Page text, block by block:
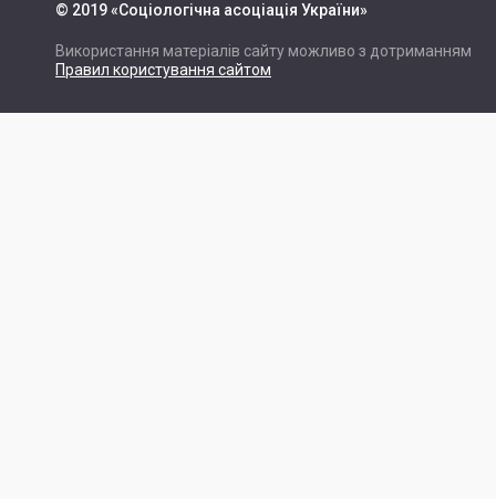
© 2019 «Cоціологічна асоціація України»
Використання матеріалів сайту можливо з дотриманням
Правил користування сайтом